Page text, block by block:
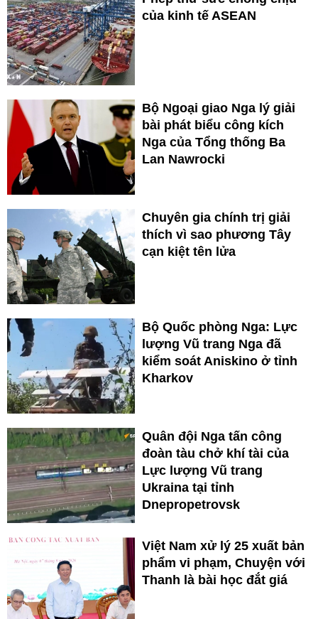
của kinh tế ASEAN
Bộ Ngoại giao Nga lý giải
bài phát biểu công kích
Nga của Tổng thống Ba
Lan Nawrocki
Chuyên gia chính trị giải
thích vì sao phương Tây
cạn kiệt tên lửa
Bộ Quốc phòng Nga: Lực
lượng Vũ trang Nga đã
kiểm soát Aniskino ở tỉnh
Kharkov
Quân đội Nga tấn công
đoàn tàu chở khí tài của
Lực lượng Vũ trang
Ukraina tại tỉnh
Dnepropetrovsk
Việt Nam xử lý 25 xuất bản
phẩm vi phạm, Chuyện với
Thanh là bài học đắt giá